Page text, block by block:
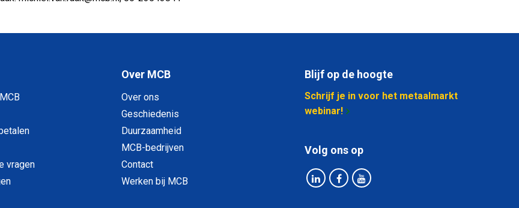
vragen
Over MCB
Over ons
Geschiedenis
Duurzaamheid
MCB-bedrijven
Contact
Werken bij MCB
Blijf op de hoogte
Schrijf je in voor het metaalmarkt
webinar!
Volg ons op